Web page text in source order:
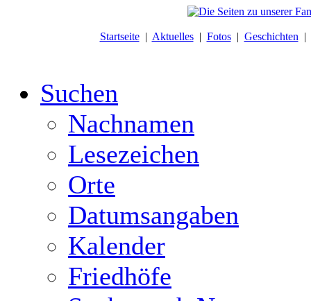
Startseite| Aktuelles| Fotos| Geschichten |
Suchen
Nachnamen
Lesezeichen
Orte
Datumsangaben
Kalender
Friedhöfe